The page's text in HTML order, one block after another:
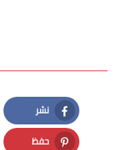
نشر
Facebook
حفظ